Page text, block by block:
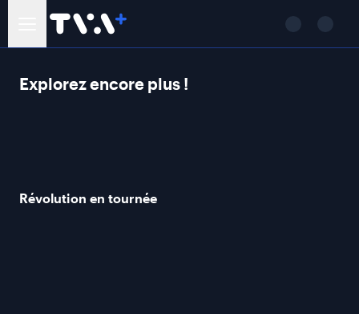
Explorez encore plus !
Révolution en tournée